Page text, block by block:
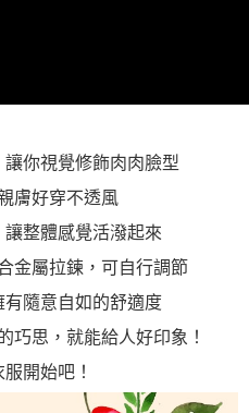
你視覺修飾肉肉臉型
膚好穿不透風
整體感覺活潑起來
金屬拉鍊，可自行調節
隨意自如的舒適度
巧思，就能給人好印象！
開始吧！